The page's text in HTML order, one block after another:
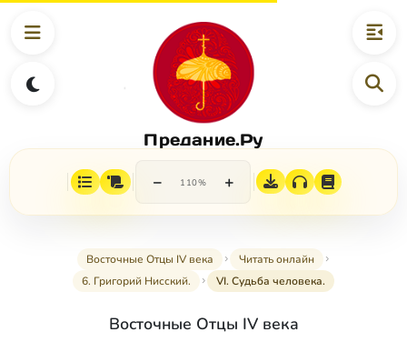
Предание.Ру
− 110% +
Восточные Отцы IV века
Читать онлайн
6. Григорий Нисский.
VI. Судьба человека.
Восточные Отцы IV века